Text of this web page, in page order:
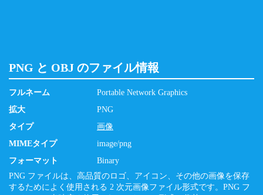
PNG と OBJ のファイル情報
フルネーム
Portable Network Graphics
拡大
PNG
タイプ
画像
MIMEタイプ
image/png
フォーマット
Binary
PNG ファイルは、高品質のロゴ、アイコン、その他の画像を保存
するためによく使用される 2 次元画像ファイル形式です。PNG フ